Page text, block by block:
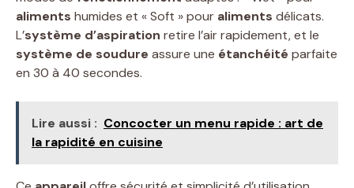
aliments humides et « Soft » pour aliments délicats.
L’système d’aspiration retire l’air rapidement, et le
système de soudure assure une étanchéité parfaite
en 30 à 40 secondes.
Lire aussi : Concocter un menu rapide : art de
la rapidité en cuisine